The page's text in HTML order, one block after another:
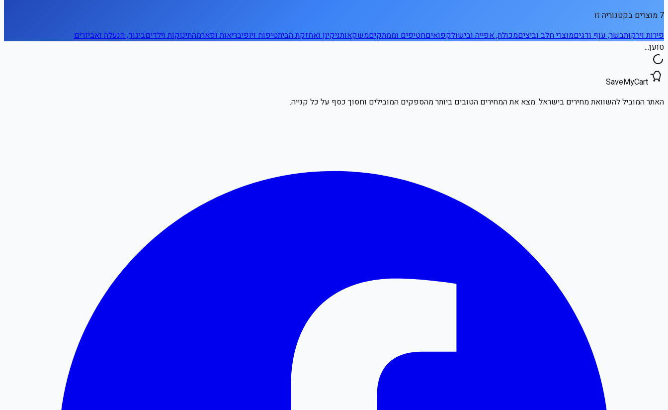
7 מוצרים בקטגוריה זו
פירות וירקותבשר, עוף ודגיםמוצרי חלב וביציםמכולת, אפייה ובישולקפואיםחטיפים וממתקיםמשקאותניקיון ואחזקת הביתטיפוח ויופיבריאות ופארמהתינוקות וילדיםביגוד, הנעלה ואביזרים
טוען...
SaveMyCart
האתר המוביל להשוואת מחירים בישראל. מצא את המחירים הטובים ביותר מהספקים המובילים וחסוך כסף על כל קנייה.